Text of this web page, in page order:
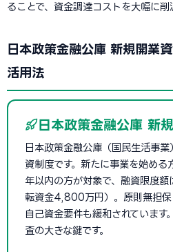
ることで、資金調達コストを大幅に削
日本政策金融公庫 新規開業
活用法
日本政策金融公庫 新
日本政策金融公庫（国民生活事
資制度です。新たに事業を始め
年以内の方が対象で、融資限度
転資金4,800万円）。原則無担保
自己資金要件も緩和されています
査の大きな鍵です。